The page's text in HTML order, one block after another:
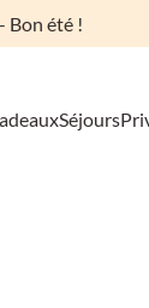
Bon été !
Séjours